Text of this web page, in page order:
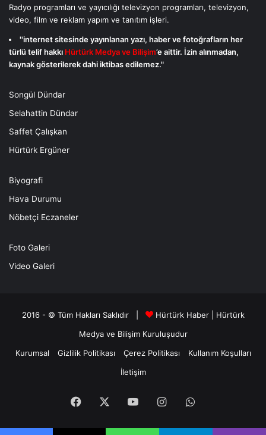
Radyo programları ve yayıcılığı televizyon programları, televizyon,
video, film ve reklam yapım ve tanıtım işleri.
''internet sitesinde yayınlanan yazı, haber ve fotoğrafların her
türlü telif hakkı Hürtürk Medya ve Bilişim’e aittir. İzin alınmadan,
kaynak gösterilerek dahi iktibas edilemez."
Songül Dündar
Selahattin Dündar
Saffet Çalışkan
Hürtürk Ergüner
Biyografi
Hava Durumu
Nöbetçi Eczaneler
Foto Galeri
Video Galeri
2016 - © Tüm Hakları Saklıdır | Hürtürk Haber
Hürtürk
Medya ve BilişimKuruluşudur
Kurumsal
Gizlilik Politikası Çerez Politikası
Kullanım Koşulları
İletişim
Facebook YouTubeInstagramWhatsApp